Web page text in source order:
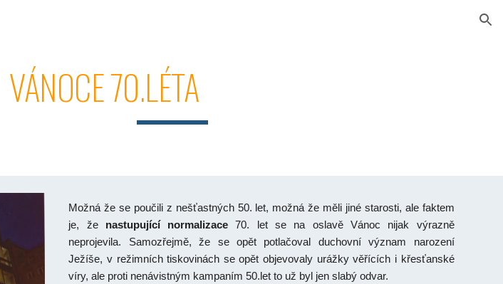
VÁNOCE 70.LÉTA
Možná že se poučili z nešťastných 50. let, možná že měli jiné starosti, ale faktem
je, že nastupující normalizace 70. let se na oslavě Vánoc nijak výrazně
neprojevila. Samozřejmě, že se opět potlačoval duchovní význam narození
Ježíše, v režimních tiskovinách se opět objevovaly urážky věřících i křesťanské
víry, ale proti nenávistným kampaním 50.let to už byl jen slabý odvar.